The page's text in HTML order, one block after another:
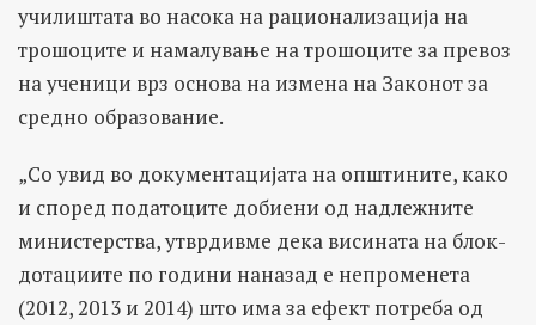
училиштата во насока на рационализација на
трошоците и намалување на трошоците за превоз
на ученици врз основа на измена на Законот за
средно образование.
„Со увид во документацијата на општините, како
и според податоците добиени од надлежните
министерства, утврдивме дека висината на блок-
дотациите по години наназад е непроменета
(2012, 2013 и 2014) што има за ефект потреба од